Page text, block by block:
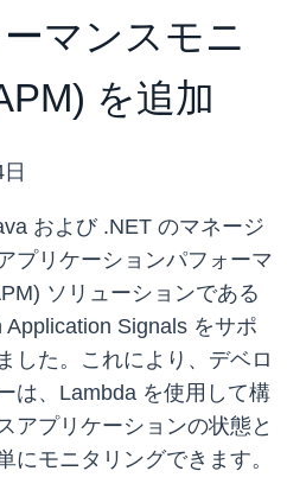
マンスモニ
を追加
および .NET のマネージ
プリケーションパフォーマ
ソリューションである
Signals をサポ
した。これにより、デベロ
は、Lambda を使用して構
アプリケーションの状態と
にモニタリングできます。